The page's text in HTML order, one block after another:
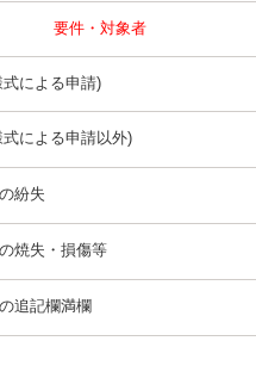
要件・対象者
による申請)
による申請以外)
紛失
焼失・損傷等
追記欄満欄